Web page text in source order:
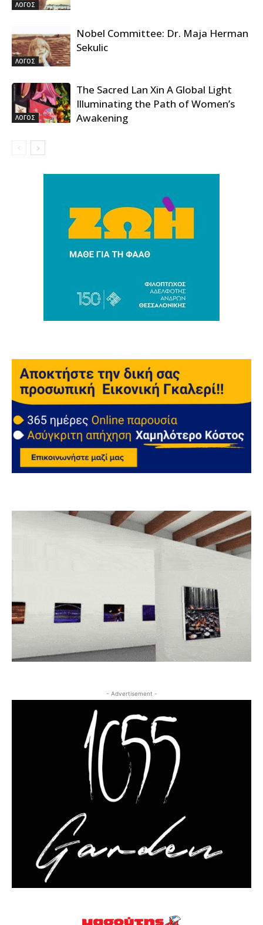
ΛΟΓΟΣ
ΛΟΓΟΣ
Nobel Committee: Dr. Maja Herman
Sekulic
ΛΟΓΟΣ
The Sacred Lan Xin A Global Light
Illuminating the Path of Women’s
Awakening
- Advertisement -